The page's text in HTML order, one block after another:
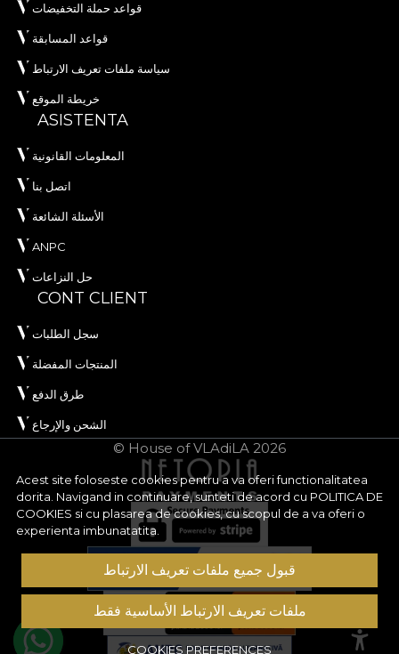
Acest site foloseste cookies pentru a va oferi functionalitatea
dorita. Navigand in continuare, sunteti de acord cu POLITICA DE
COOKIES si cu plasarea de cookies, cu scopul de a va oferi o
experienta imbunatatita.
قبول جميع ملفات تعريف الارتباط
ملفات تعريف الارتباط الأساسية فقط
COOKIES PREFERENCES
قواعد حملة التخفيضات
قواعد المسابقة
سياسة ملفات تعريف الارتباط
خريطة الموقع
ASISTENTA
المعلومات القانونية
اتصل بنا
الأسئلة الشائعة
ANPC
حل النزاعات
CONT CLIENT
سجل الطلبات
المنتجات المفضلة
طرق الدفع
الشحن والإرجاع
© House of VLAdiLA 2026